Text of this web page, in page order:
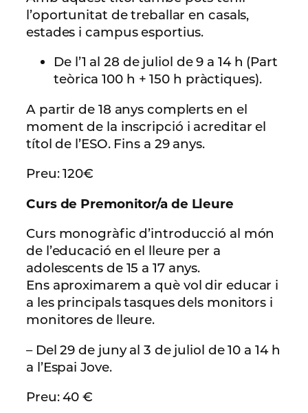
l’oportunitat de treballar en casals,
estades i campus esportius.
De l’1 al 28 de juliol de 9 a 14 h (Part
teòrica 100 h + 150 h pràctiques).
A partir de 18 anys complerts en el
moment de la inscripció i acreditar el
títol de l’ESO. Fins a 29 anys.
Preu: 120€
Curs de Premonitor/a de Lleure
Curs monogràfic d’introducció al món
de l’educació en el lleure per a
adolescents de 15 a 17 anys.
Ens aproximarem a què vol dir educar i
a les principals tasques dels monitors i
monitores de lleure.
– Del 29 de juny al 3 de juliol de 10 a 14 h
a l’Espai Jove.
Preu: 40 €